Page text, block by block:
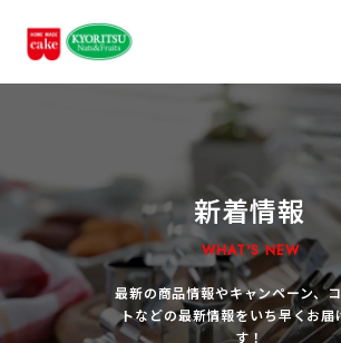
新着情報
WHAT'S NEW
最新の商品情報やキャンペーン、
トなどの最新情報をいち早くお届
す！